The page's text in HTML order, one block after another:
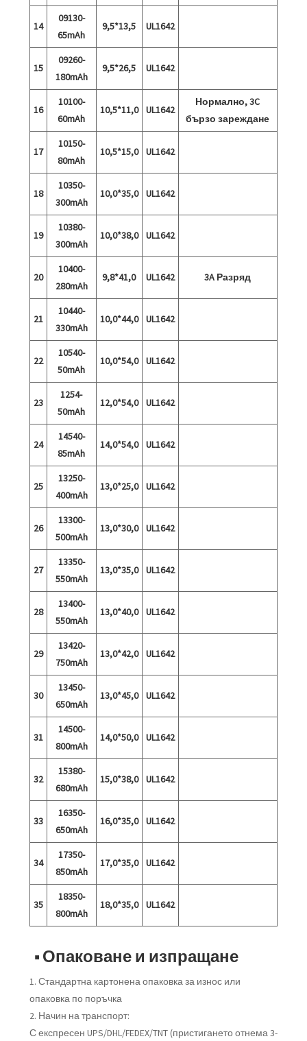
14
09130-
65mAh
9,5*13,5 UL1642
15
09260-
180mAh
9,5*26,5 UL1642
16
10100-
60mAh
10,5*11,0 UL1642
Нормално, 3C
бързо зареждане
17
10150-
80mAh
10,5*15,0 UL1642
18
10350-
300mAh
10,0*35,0 UL1642
19
10380-
300mAh
10,0*38,0 UL1642
20
10400-
280mAh
9,8*41,0 UL1642 3A Разряд
21
10440-
330mAh
10,0*44,0 UL1642
22
10540-
50mAh
10,0*54,0 UL1642
23
1254-
50mAh
12,0*54,0 UL1642
24
14540-
85mAh
14,0*54,0 UL1642
25
13250-
400mAh
13,0*25,0 UL1642
26
13300-
500mAh
13,0*30,0 UL1642
27
13350-
550mAh
13,0*35,0 UL1642
28
13400-
550mAh
13,0*40,0 UL1642
29
13420-
750mAh
13,0*42,0 UL1642
30
13450-
650mAh
13,0*45,0 UL1642
31
14500-
800mAh
14,0*50,0 UL1642
32
15380-
680mAh
15,0*38,0 UL1642
33
16350-
650mAh
16,0*35,0 UL1642
34
17350-
850mAh
17,0*35,0 UL1642
35
18350-
800mAh
18,0*35,0 UL1642
■ Опаковане и изпращане
1. Стандартна картонена опаковка за износ или
опаковка по поръчка
2. Начин на транспорт:
С експресен UPS/DHL/FEDEX/TNT (пристигането отнема 3-